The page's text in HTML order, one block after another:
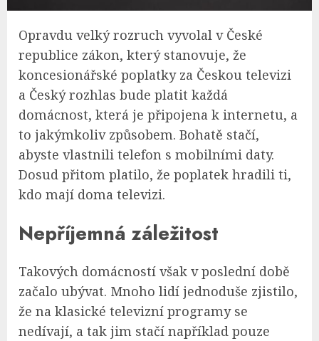
Opravdu velký rozruch vyvolal v České
republice zákon, který stanovuje, že
koncesionářské poplatky za Českou televizi
a Český rozhlas bude platit každá
domácnost, která je připojena k internetu, a
to jakýmkoliv způsobem. Bohatě stačí,
abyste vlastnili telefon s mobilními daty.
Dosud přitom platilo, že poplatek hradili ti,
kdo mají doma televizi.
Nepříjemná záležitost
Takových domácností však v poslední době
začalo ubývat. Mnoho lidí jednoduše zjistilo,
že na klasické televizní programy se
nedívají, a tak jim stačí například pouze